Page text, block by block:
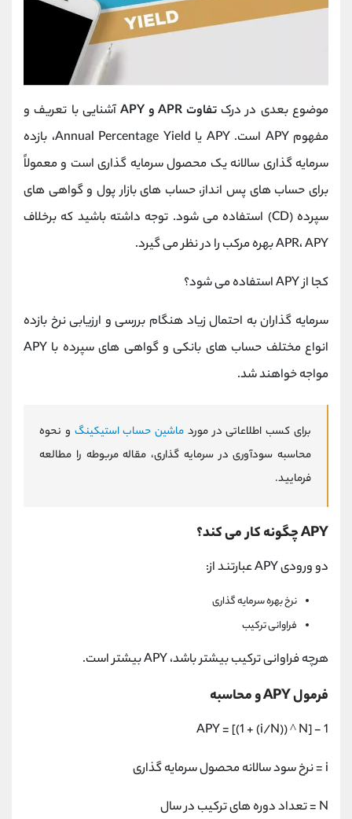
موضوع بعدی در درکتفاوت APR و APY
آشنایی با تعریف و
مفهوم APY است. APY یا Annual Percentage Yield، بازده
سرمایه گذاری سالانه یک محصول سرمایه گذاری است و معمولاً
برای حساب های پس انداز، حساب های بازار پول و گواهی های
سپرده (CD) استفاده می شود. توجه داشته باشید که برخلاف
APR، APY بهره مرکب را در نظر می گیرد.
کجا از APY استفاده می شود؟
سرمایه گذاران به احتمال زیاد هنگام بررسی و ارزیابی نرخ بازده
انواع مختلف حساب های بانکی و گواهی های سپرده با APY
مواجه خواهند شد.
برای کسب اطلاعاتی در مورد ماشین حساب استیکینگ و نحوه
محاسبه سودآوری در سرمایه گذاری، مقاله مربوطه را مطالعه
فرمایید.
APY چگونه کار می کند؟
دو ورودی APY عبارتند از:
نرخ بهره سرمایه گذاری
فراوانی ترکیب
هرچه فراوانی ترکیب بیشتر باشد، APY بیشتر است.
فرمول APY و محاسبه
APY = [(1 + (i/N)) ^ N] - 1
i = نرخ سود سالانه محصول سرمایه گذاری
N = تعداد دوره های ترکیب در سال